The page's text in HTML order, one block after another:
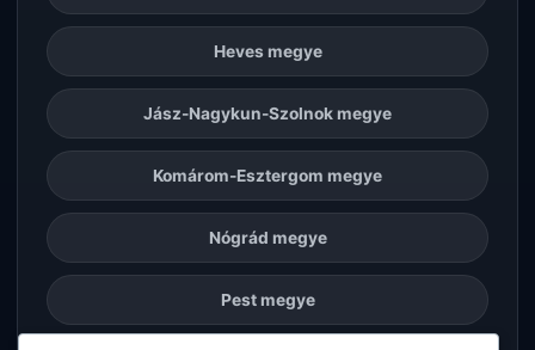
Heves megye
Jász-Nagykun-Szolnok megye
Komárom-Esztergom megye
Nógrád megye
Pest megye